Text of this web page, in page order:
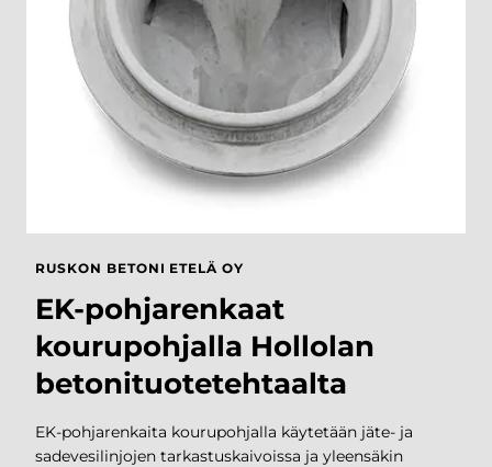
TUOTTEIDEN
ASENNUS
Asennuslaitteet
Asennusaineet
ENERGIARAKENTAMINEN
BETONIPAINOT
PYLVASJALUSTAT
LAITEKAIVOT JA PUMPPAAMOT
RB ROCKLINE
MUUT
BETONITUOTTEE
Betoniblokit
Ruokintakourut
Loiskekupit
Vesikourut ja loiskekivien jatkot
LIIKENNE-ESTEET
RUSKON BETONI ETELÄ OY
EK-pohjarenkaat
kourupohjalla Hollolan
betonituotetehtaalta
EK-pohjarenkaita kourupohjalla käytetään jäte- ja
sadevesilinjojen tarkastuskaivoissa ja yleensäkin